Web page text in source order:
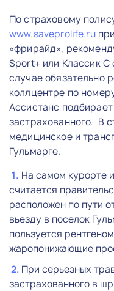
По страховому
www.saveprolife.ru
«фрирайд»,
Sport+ или Классик
случае обязательно
коллцентре по
Ассистанс
застрахованного. В
медицинское и
Гульмарге.
На самом курорте
считается
расположен по пути
въезду в поселок
пользуется
жаропонижающие
При серьезных
застрахованного в